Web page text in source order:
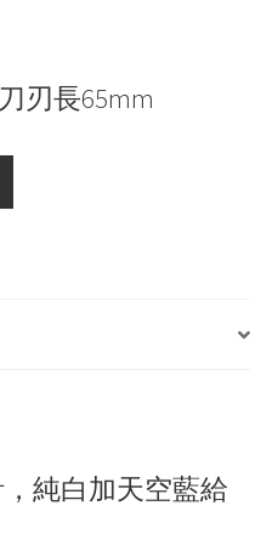
刃長65mm
純白加天空藍給